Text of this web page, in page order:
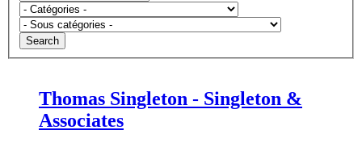
Search
Thomas Singleton - Singleton &
Associates